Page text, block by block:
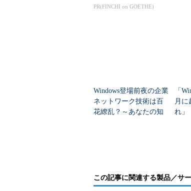
ート」（SMB 1.0/CIFS File
PR(FINCHI on GOETHE)
Windows登場前夜の企業
ネットワーク技術は百
花繚乱？～あなたの知
「
月に
れ」
この記事に関連する製品／サ